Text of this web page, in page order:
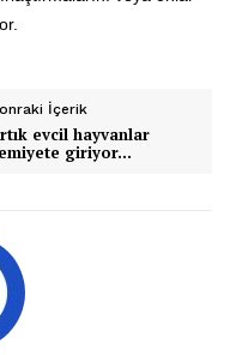
İçerik
evcil hayvanlar
giriyor…